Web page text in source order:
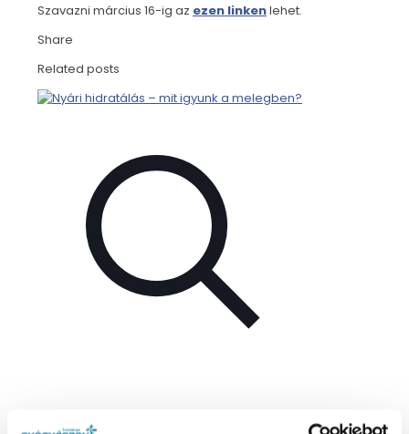
Szavazni március 16-ig az ezen linkenlehet.
Share
Related posts